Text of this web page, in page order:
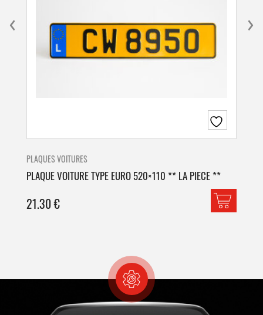
PLAQUES VOITURES
PLAQUE VOITURE TYPE EURO 520×110 ** LA PIECE **
21.30€